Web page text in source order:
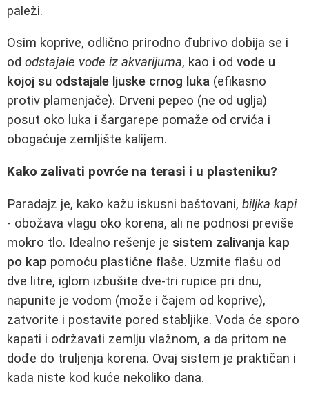
paleži.
Osim koprive, odlično prirodno đubrivo dobija se i
od odstajale vode iz akvarijuma, kao i od vode u
kojoj su odstajale ljuske crnog luka (efikasno
protiv plamenjače). Drveni pepeo (ne od uglja)
posut oko luka i šargarepe pomaže od crvića i
obogaćuje zemljište kalijem.
Kako zalivati povrće na terasi i u plasteniku?
Paradajz je, kako kažu iskusni baštovani, biljka kapi
- obožava vlagu oko korena, ali ne podnosi previše
mokro tlo. Idealno rešenje je sistem zalivanja kap
po kap pomoću plastične flaše. Uzmite flašu od
dve litre, iglom izbušite dve-tri rupice pri dnu,
napunite je vodom (može i čajem od koprive),
zatvorite i postavite pored stabljike. Voda će sporo
kapati i održavati zemlju vlažnom, a da pritom ne
dođe do truljenja korena. Ovaj sistem je praktičan i
kada niste kod kuće nekoliko dana.